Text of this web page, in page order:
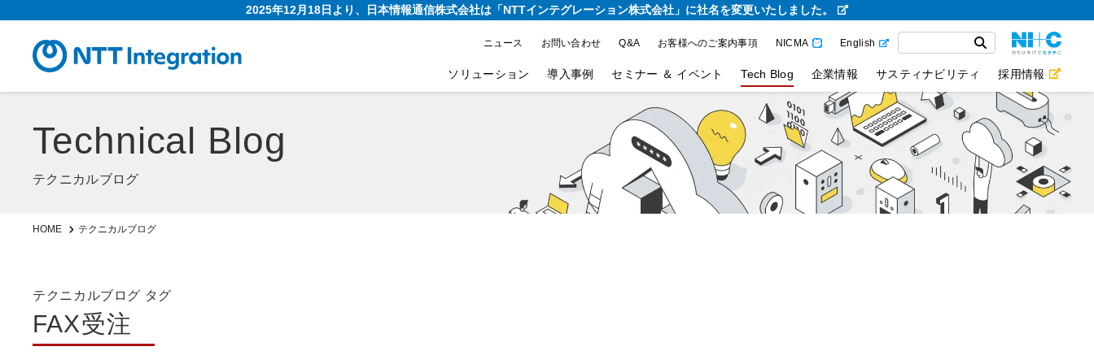
2025年12月18日より、日本情報通信株式会社は「NTTインテグレーション株式会社」に社名を変更いたしました。
ニュース お問い合わせ Q&A お客様へのご案内事項 NICMA English
ソリューション 導入事例 セミナー ＆ イベント Tech Blog 企業情報 サスティナビリティ 採用情報
Technical Blog
テクニカルブログ
HOME テクニカルブログ
テクニカルブログ タグ
FAX受注